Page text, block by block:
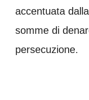
accentuata
somme di
persecuzione.